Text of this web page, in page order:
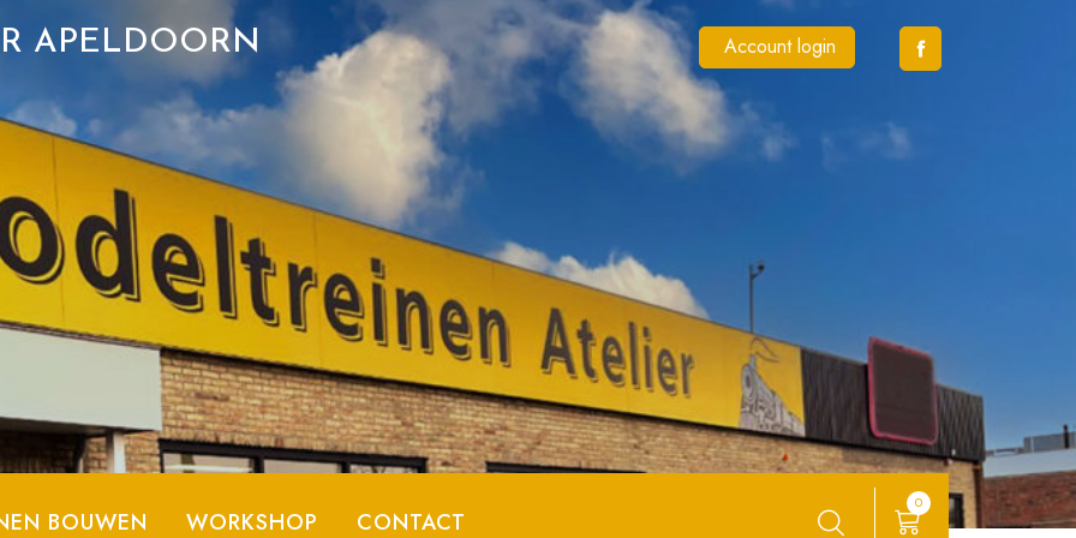
APELDOORN Account login
BOUWEN WORKSHOP CONTACT
0